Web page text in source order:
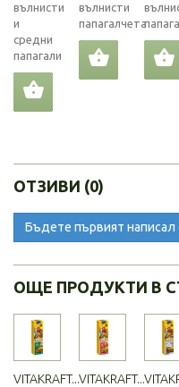
вълнисти
и
средни
папагали
вълнисти
папагалчета
ОТЗИВИ (0)
Бъдете първият написал
ОЩЕ ПРОДУКТИ В
VITAKRAFT...VITAKRAFT...